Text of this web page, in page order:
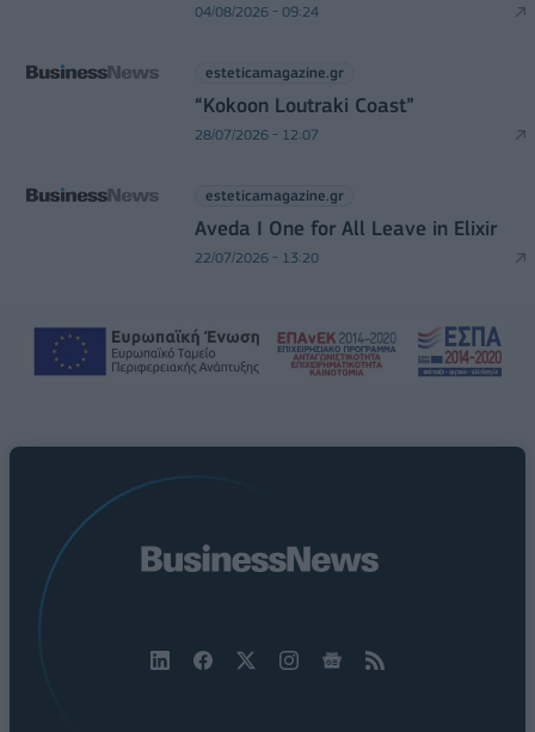
04/08/2026 - 09:24
esteticamagazine.gr
“Kokoon Loutraki Coast”
28/07/2026 - 12:07
esteticamagazine.gr
Aveda I One for All Leave in Elixir
22/07/2026 - 13:20